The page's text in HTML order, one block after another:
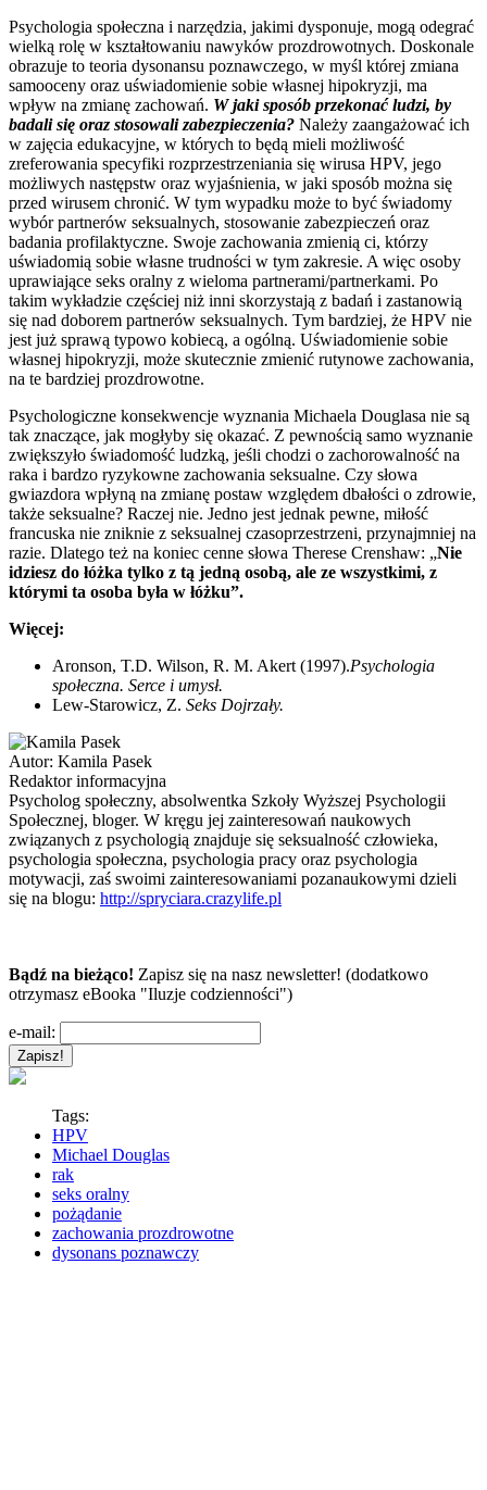
Psychologia społeczna i narzędzia, jakimi dysponuje, mogą odegrać
wielką rolę w kształtowaniu nawyków prozdrowotnych. Doskonale
obrazuje to teoria dysonansu poznawczego, w myśl której zmiana
samooceny oraz uświadomienie sobie własnej hipokryzji, ma
wpływ na zmianę zachowań. W jaki sposób przekonać ludzi, by
badali się oraz stosowali zabezpieczenia? Należy zaangażować ich
w zajęcia edukacyjne, w których to będą mieli możliwość
zreferowania specyfiki rozprzestrzeniania się wirusa HPV, jego
możliwych następstw oraz wyjaśnienia, w jaki sposób można się
przed wirusem chronić. W tym wypadku może to być świadomy
wybór partnerów seksualnych, stosowanie zabezpieczeń oraz
badania profilaktyczne. Swoje zachowania zmienią ci, którzy
uświadomią sobie własne trudności w tym zakresie. A więc osoby
uprawiające seks oralny z wieloma partnerami/partnerkami. Po
takim wykładzie częściej niż inni skorzystają z badań i zastanowią
się nad doborem partnerów seksualnych. Tym bardziej, że HPV nie
jest już sprawą typowo kobiecą, a ogólną. Uświadomienie sobie
własnej hipokryzji, może skutecznie zmienić rutynowe zachowania,
na te bardziej prozdrowotne.
Psychologiczne konsekwencje wyznania Michaela Douglasa nie są
tak znaczące, jak mogłyby się okazać. Z pewnością samo wyznanie
zwiększyło świadomość ludzką, jeśli chodzi o zachorowalność na
raka i bardzo ryzykowne zachowania seksualne. Czy słowa
gwiazdora wpłyną na zmianę postaw względem dbałości o zdrowie,
także seksualne? Raczej nie. Jedno jest jednak pewne, miłość
francuska nie zniknie z seksualnej czasoprzestrzeni, przynajmniej na
razie. Dlatego też na koniec cenne słowa Therese Crenshaw: „Nie
idziesz do łóżka tylko z tą jedną osobą, ale ze wszystkimi, z
którymi ta osoba była w łóżku”.
Więcej:
Aronson, T.D. Wilson, R. M. Akert (1997).Psychologia
społeczna. Serce i umysł.
Lew-Starowicz, Z. Seks Dojrzały.
Autor: Kamila Pasek
Redaktor informacyjna
Psycholog społeczny, absolwentka Szkoły Wyższej Psychologii
Społecznej, bloger. W kręgu jej zainteresowań naukowych
związanych z psychologią znajduje się seksualność człowieka,
psychologia społeczna, psychologia pracy oraz psychologia
motywacji, zaś swoimi zainteresowaniami pozanaukowymi dzieli
się na blogu: http://spryciara.crazylife.pl
Bądź na bieżąco! Zapisz się na nasz newsletter! (dodatkowo
otrzymasz eBooka "Iluzje codzienności")
e-mail:
Tags:
HPV
Michael Douglas
rak
seks oralny
pożądanie
zachowania prozdrowotne
dysonans poznawczy